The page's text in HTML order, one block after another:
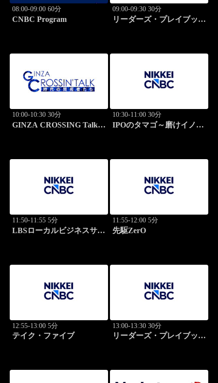
08:00-09:00 60分
CNBC Program
09:00-09:30 30分
リーダーズ・プレイブック
10:00-10:30 30分
GINZA CROSSING Talk
10:30-11:00 30分
IPOのタマゴ～磨けイノベ
11:50-11:55 5分
LBSローカルビジネスサテ
11:55-12:00 5分
先駆ZerO
12:55-13:00 5分
テイク・ファイブ
13:00-13:30 30分
リーダーズ・プレイブック